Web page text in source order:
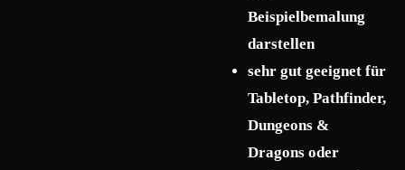
Beispielbemalung
darstellen
sehr gut geeignet für
Tabletop, Pathfinder,
Dungeons &
Dragons oder